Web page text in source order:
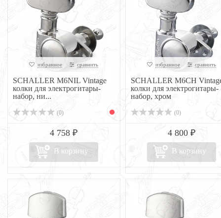
избранное сравнить
SCHALLER M6NIL Vintage
колки для электрогитары-
набор, ни...
(0)
4 758 ₽
В корзину
избранное сравнить
SCHALLER M6CH
колки для электрогитары-
набор, хром
(0)
4 800 ₽
В корзину